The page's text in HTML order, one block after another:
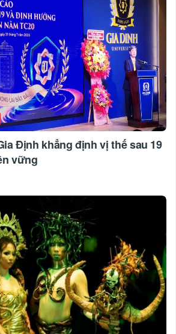
Định khẳng định vị thế sau 19
vững